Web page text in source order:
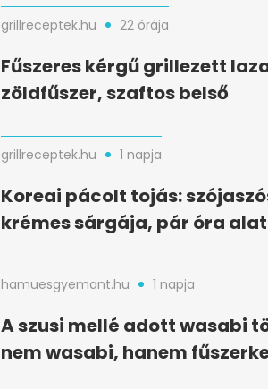
grillreceptek.hu 22 órája
Fűszeres kérgű grillezett
zöldfűszer, szaftos belső
grillreceptek.hu 1 napja
Koreai pácolt tojás:
krémes sárgája, pár óra
hamuesgyemant.hu 1 napja
A szusi mellé adott wasabi
nem wasabi, hanem